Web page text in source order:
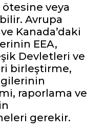
ötesine veya
Avrupa
Kanada’daki
EEA,
Devletleri ve
birleştirme,
raporlama ve
gerekir.